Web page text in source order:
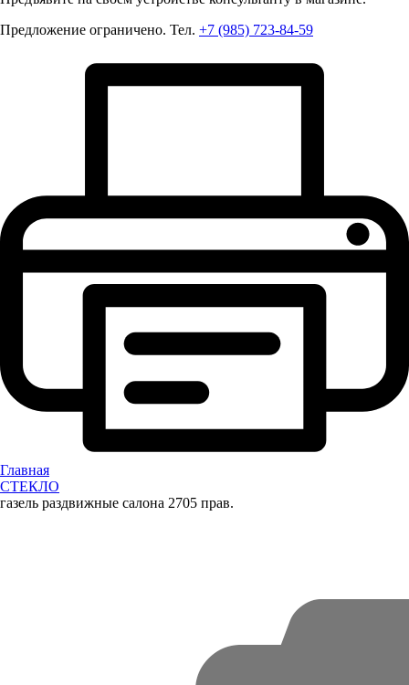
Предложение ограничено. Тел. +7 (985) 723-84-59
Главная
СТЕКЛО
газель раздвижные салона 2705 прав.